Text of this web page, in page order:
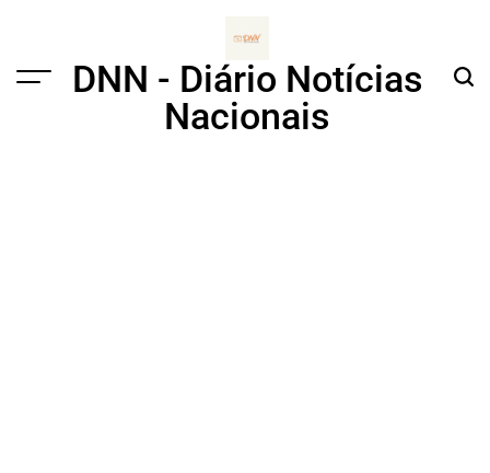
Menu
DNN - Diário Notícias
Nacionais